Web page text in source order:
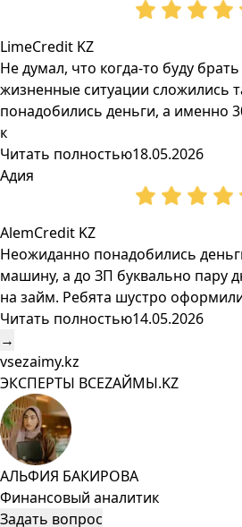
LimeCredit KZ
Не думал, что когда-то буду
жизненные ситуации сложились
понадобились деньги, а именно
к
Читать полностью18.05.2026
Адия
AlemCredit KZ
Неожиданно понадобились
машину, а до ЗП буквально пару
на займ. Ребята шустро
Читать полностью14.05.2026
→
vsezaimy.kz
ЭКСПЕРТЫ ВСЕZAЙМЫ.KZ
АЛЬФИЯ БАКИРОВА
Финансовый аналитик
Задать вопрос